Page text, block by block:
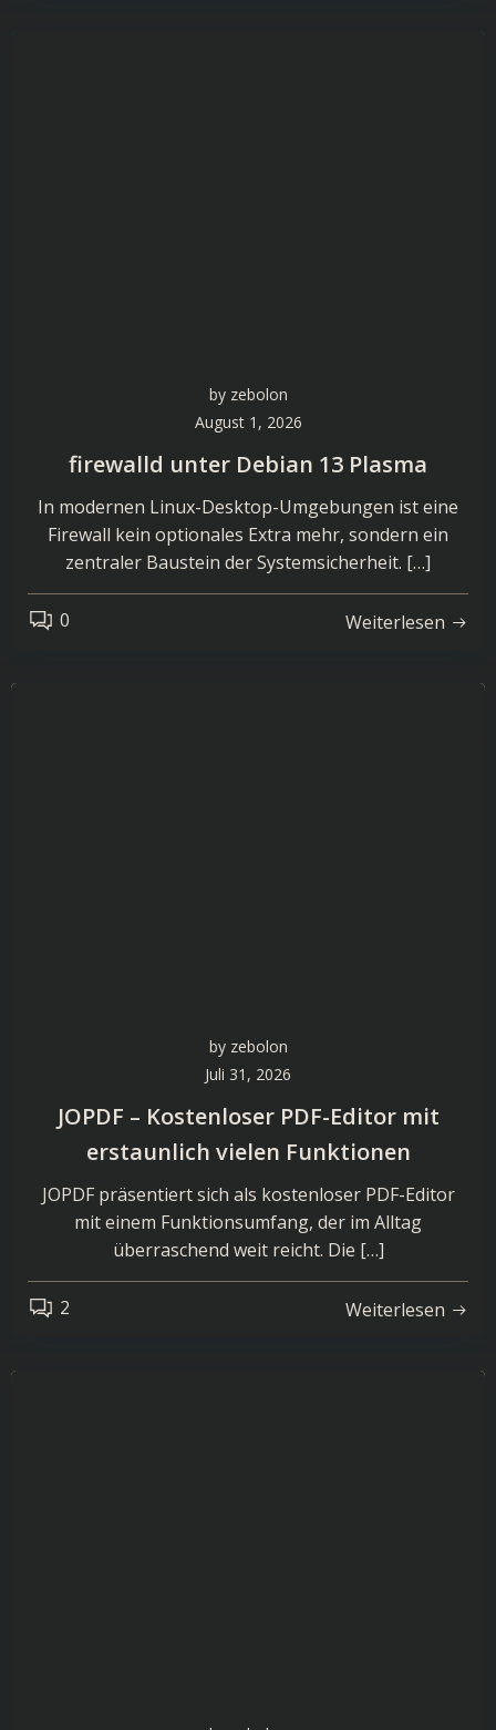
by zebolon
August 1, 2026
firewalld unter Debian 13 Plasma
In modernen Linux-Desktop-Umgebungen ist eine
Firewall kein optionales Extra mehr, sondern ein
zentraler Baustein der Systemsicherheit. […]
0 Weiterlesen
by zebolon
Juli 31, 2026
JOPDF – Kostenloser PDF-Editor mit
erstaunlich vielen Funktionen
JOPDF präsentiert sich als kostenloser PDF-Editor
mit einem Funktionsumfang, der im Alltag
überraschend weit reicht. Die […]
2 Weiterlesen